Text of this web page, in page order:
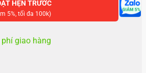
HẸN TRƯỚC
5%, tối đa 100k)
giao hàng